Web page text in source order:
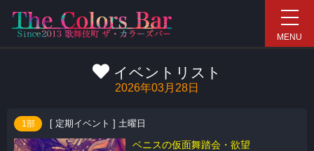
新宿ハプニングバー
MENU
イベントリスト
2026年03月28日
1部 [ 定期イベント ] 土曜日
ベニスの仮面舞踏会・欲望